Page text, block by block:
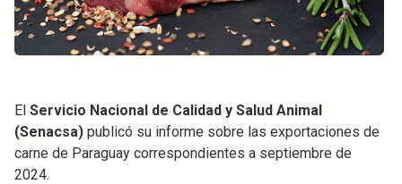
El Servicio Nacional de Calidad y Salud Animal
(Senacsa) publicó su informe sobre las exportaciones de
carne de Paraguay correspondientes a septiembre de
2024.